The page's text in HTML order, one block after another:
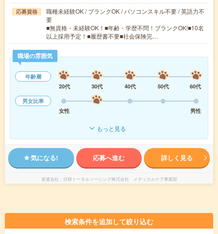
応募資格
職種未経験OK / ブランクOK / パソコンスキル不要 / 英語力不
要
■無資格・未経験OK！■年齢・学歴不問！ブランクOK!■10名
以上採用予定！■履歴書不要■社会保険完…
職場の雰囲気
年齢層
20代
30代 40代 50代
60代
男女比率
女性
男性
もっと見る
気になる! 応募へ進む 詳しく見る
派遣会社 日研トータルソーシング株式会社 メディカルケア事業部
検索条件を追加して絞り込む